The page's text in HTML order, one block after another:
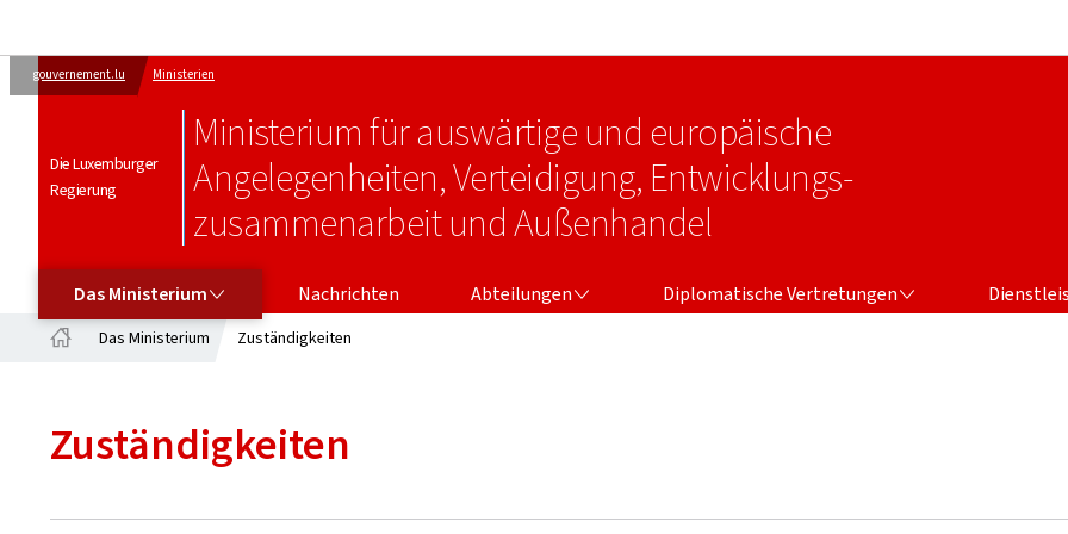
gouvernement.lu Ministerien
Die Luxemburger
Regierung
Ministerium für auswärtige und europäische
Angelegenheiten, Verteidigung, Entwicklungs-
zusammenarbeit und Außenhandel
Das Ministerium Nachrichten Abteilungen Diplomatische Vertretungen
Das Ministerium Zuständigkeiten
Zuständigkeiten